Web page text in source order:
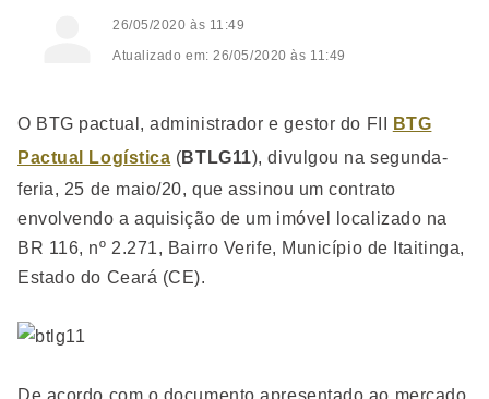
26/05/2020 às 11:49
Atualizado em: 26/05/2020 às 11:49
O BTG pactual, administrador e gestor do FII
BTG
Pactual Logística (BTLG11), divulgou na segunda-
feria, 25 de maio/20, que assinou um contrato
envolvendo a aquisição de um imóvel localizado na
BR 116, nº 2.271, Bairro Verife, Município de Itaitinga,
Estado do Ceará (CE).
De acordo com o documento apresentado ao mercado,